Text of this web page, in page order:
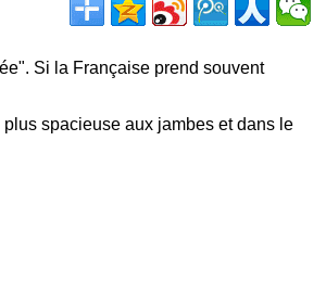
Si la Française prend souvent
plus spacieuse aux jambes et dans le